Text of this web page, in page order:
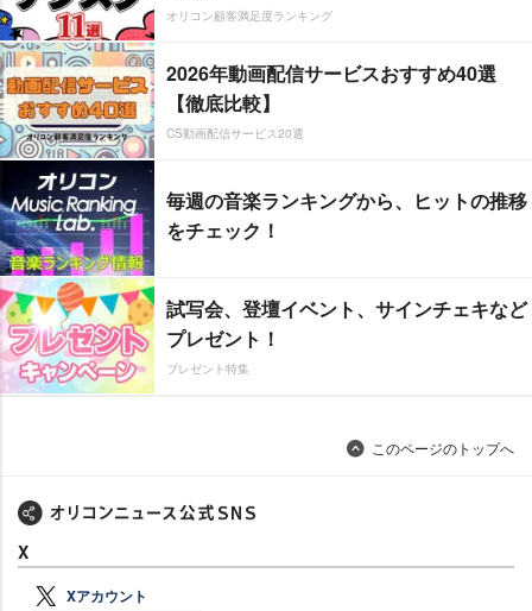
オリコン顧客満足度ランキング
2026年動画配信サービスおすすめ40選
【徹底比較】
CS動画配信サービス20選
毎週の音楽ランキングから、ヒットの推移
をチェック！
試写会、登壇イベント、サインチェキなど
プレゼント！
プレゼント特集
このページのトップへ
X
Xアカウント